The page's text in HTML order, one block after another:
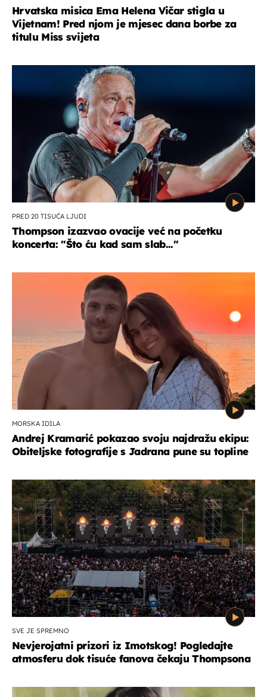
Hrvatska misica Ema Helena Vičar stigla u
Vijetnam! Pred njom je mjesec dana borbe za
titulu Miss svijeta
PRED 20 TISUĆA LJUDI
Thompson izazvao ovacije već na početku
koncerta: "Što ću kad sam slab..."
MORSKA IDILA
Andrej Kramarić pokazao svoju najdražu ekipu:
Obiteljske fotografije s Jadrana pune su topline
SVE JE SPREMNO
Nevjerojatni prizori iz Imotskog! Pogledajte
atmosferu dok tisuće fanova čekaju Thompsona